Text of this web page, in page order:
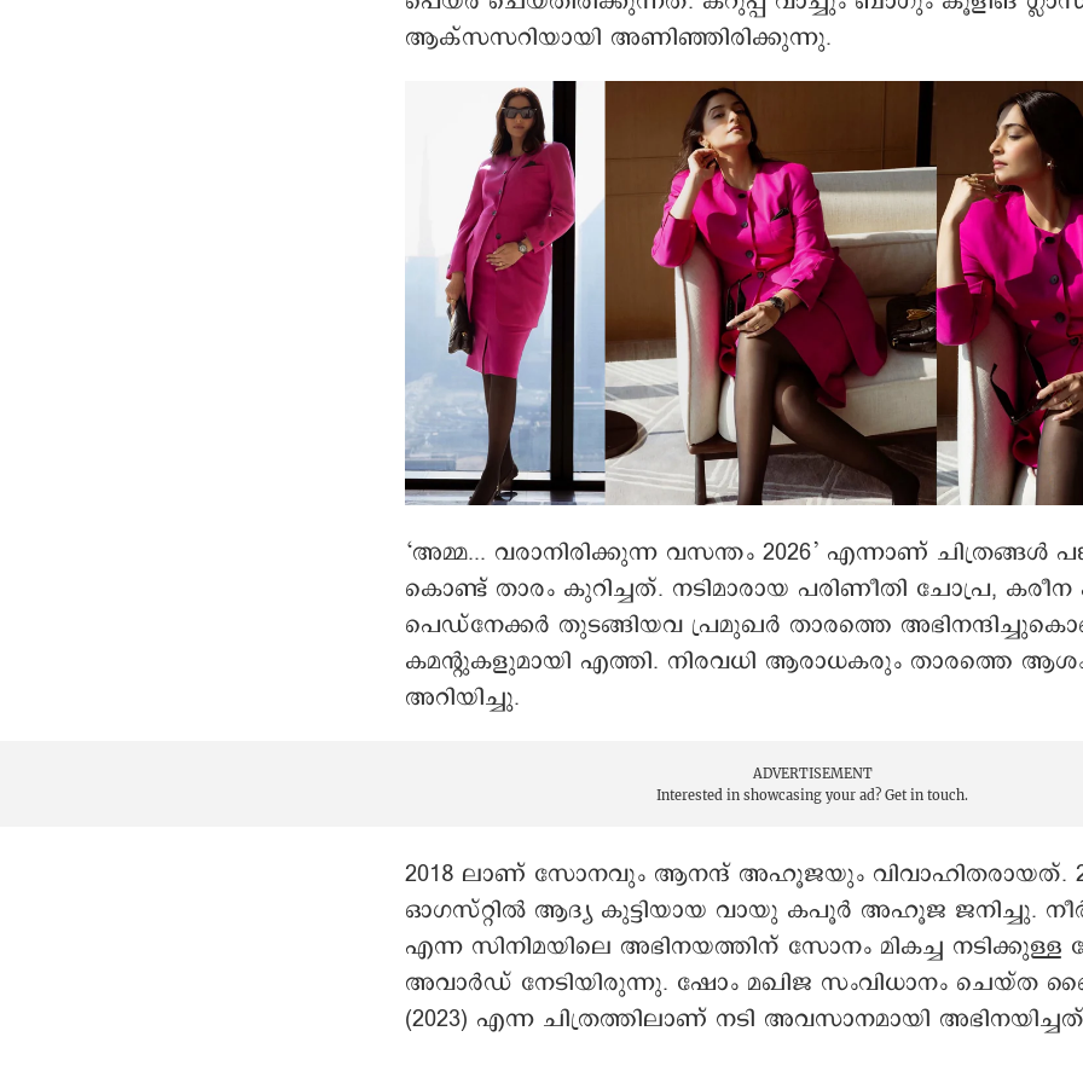
ആക്സസറിയായി അണിഞ്ഞിരിക്കുന്നു.
‘അമ്മ... വരാനിരിക്കുന്ന വസന്തം 2026’ എന്നാണ് ചിത്രങ്ങള്‍
കൊണ്ട് താരം കുറിച്ചത്. നടിമാരായ പരിണീതി ചോപ്ര,
പെഡ്നേക്കർ തുടങ്ങിയവ പ്രമുഖര്‍ താരത്തെ
കമന്റുകളുമായി എത്തി. നിരവധി ആരാധകരും താരത്തെ
അറിയിച്ചു.
ADVERTISEMENT
Interested in showcasing your ad? Get in touch.
2018 ലാണ് സോനവും ആനന്ദ് അഹൂജയും വിവാഹിതരായത്.
ഓഗസ്റ്റിൽ ആദ്യ കുട്ടിയായ വായു കപൂർ അഹൂജ ജനിച്ചു.
എന്ന സിനിമയിലെ അഭിനയത്തിന് സോനം മികച്ച നടിക്കുള്ള
അവാർഡ് നേടിയിരുന്നു. ഷോം മഖിജ സംവിധാനം ചെയ്ത
(2023) എന്ന ചിത്രത്തിലാണ് നടി അവസാനമായി